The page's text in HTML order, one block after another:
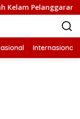
Pelanggaran HAM
Internasional